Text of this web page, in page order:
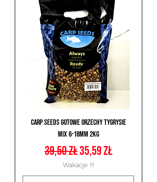
Carp Seeds Gotowe Orzechy Tygrysie
Mix 6-18mm 2kg
Regularna cena
39,50 złCena rabatowa
35,59 zł
Wakacje !!!